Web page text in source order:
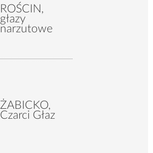
ROŚCIN,
głazy
narzutowe
ŻABICKO,
Czarci Głaz